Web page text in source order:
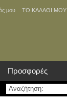
μου ΤΟ ΚΑΛΑΘΙ ΜΟΥ
Προσφορές